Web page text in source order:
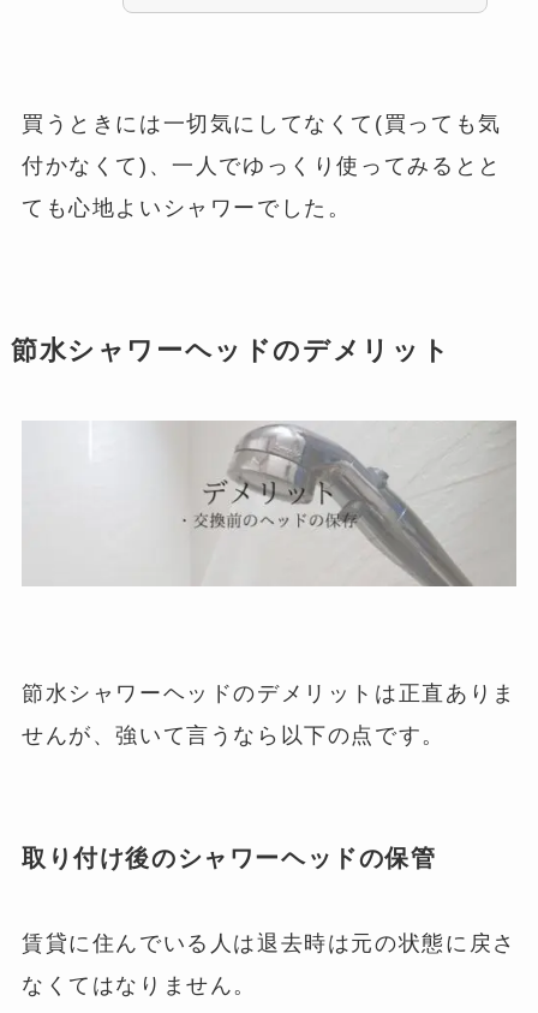
買うときには一切気にしてなくて(買っても気
付かなくて)、一人でゆっくり使ってみるとと
ても心地よいシャワーでした。
節水シャワーヘッドのデメリット
節水シャワーヘッドのデメリットは正直ありま
せんが、強いて言うなら以下の点です。
取り付け後のシャワーヘッドの保管
賃貸に住んでいる人は退去時は元の状態に戻さ
なくてはなりません。